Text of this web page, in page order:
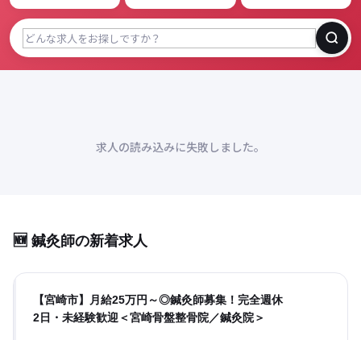
求人の読み込みに失敗しました。
🆕 鍼灸師の新着求人
【宮崎市】月給25万円～◎鍼灸師募集！完全週休
2日・未経験歓迎＜宮崎骨盤整骨院／鍼灸院＞